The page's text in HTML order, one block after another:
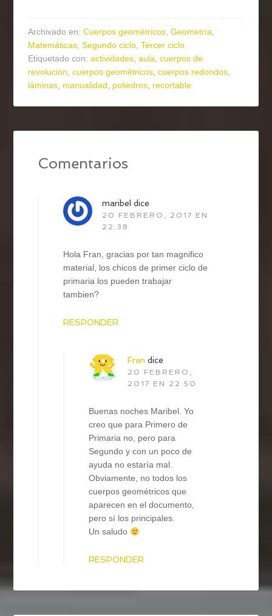
Archivado en:Cuerpos geométricos,Geometría,
Matemáticas,Segundo ciclo,Tercer ciclo
Etiquetado con:actividades,aula,cuerpos de
revolución,cuerpos geométricos,cuerpos redondos,
láminas, manualidad, poliedros, recortable
Comentarios
maribel dice
20 FEBRERO, 2017 EN
22:38
Hola Fran, gracias por tan magnifico
material, los chicos de primer ciclo de
primaria los pueden trabajar
tambien?
RESPONDER
Fran dice
20 FEBRERO,
2017 EN 22:50
Buenas noches Maribel. Yo
creo que para Primero de
Primaria no, pero para
Segundo y con un poco de
ayuda no estaría mal.
Obviamente, no todos los
cuerpos geométricos que
aparecen en el documento,
pero sí los principales.
Un saludo
RESPONDER